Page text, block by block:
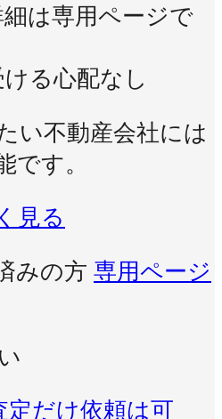
は専用ページで
る心配なし
い不動産会社には
です。
見る
みの方 専用ページ
定だけ依頼は可